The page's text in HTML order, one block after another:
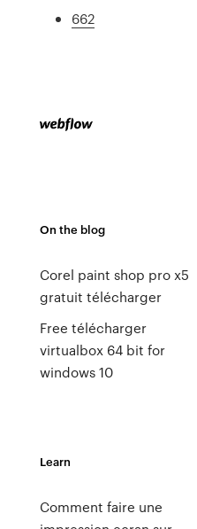
662
On the blog
Corel paint shop pro x5
gratuit télécharger
Free télécharger
virtualbox 64 bit for
windows 10
Learn
Comment faire une